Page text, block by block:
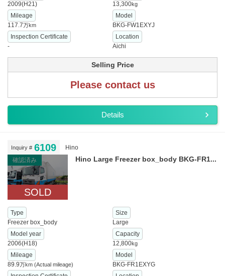
2009(H21)
13,300kg
Mileage
117.7万km
Model
BKG-FW1EXYJ
Inspection Certificate
-
Location
Aichi
Selling Price
Please contact us
Details
Inquiry # 6109
Hino
確認済み
SOLD
Hino Large Freezer box_body BKG-FR1...
Type
Freezer box_body
Size
Large
Model year
2006(H18)
Capacity
12,800kg
Mileage
89.9万km (Actual mileage)
Model
BKG-FR1EXYG